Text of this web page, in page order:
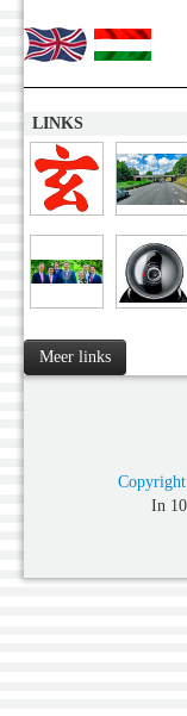
LINKS
Meer links
In